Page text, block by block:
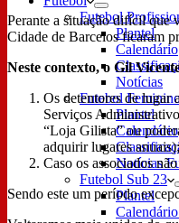
Futebol
Plantel
Calendário
Notícias
Futebol
Plantel
Calendário
Notícias
Futebol Sub 23
Plantel
Perante a situação difícil que
Cidade de Barcelos ficaram
Neste contexto, o Gil
Os detentores de lugar
Serviços
“Loja Gilista” ou
adquirir lugares anuais);
Caso os associados
Sendo este um período